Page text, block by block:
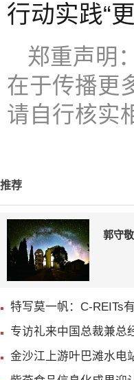
行动实践“
郑重声明
在于传播更
请自行核实
推荐
郭守
特写莫一帆：C-REITs
专访礼来中国总裁兼总
金沙江上游叶巴滩水电